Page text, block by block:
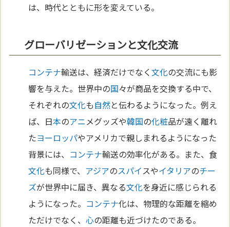
は、時代とともに形を変えている。
グローバリゼーションと文化交流
コンテナ輸送は、経済だけでなく文化の交流にも影
響を与えた。世界中の国々が商品を交換する中で、
それぞれの文化も自然と伝わるようになった。例え
ば、日本のアニメグッズや韓国の化粧品が遠く離れ
たヨーロッパやアメリカで親しまれるようになった
背景には、 コンテナ輸送の効率化がある。また、食
文化も同様で、 アジアのスパイスやイタリアのチー
ズが世界中に届き、異なる文化を身近に感じられる
ようになった。 コンテナ化は、物理的な距離を縮め
ただけでなく、心の距離も近づけたのである。